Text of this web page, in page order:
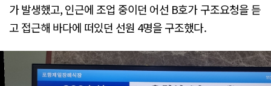
가 발생했고, 인근에 조업 중이던 어선 B호가 구조요청을 듣
고 접근해 바다에 떠있던 선원 4명을 구조했다.